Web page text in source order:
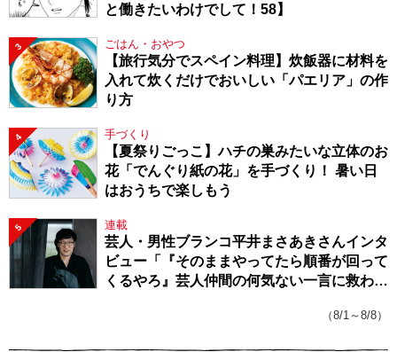
と働きたいわけでして！58】
3 ごはん・おやつ
【旅行気分でスペイン料理】炊飯器に材料を
入れて炊くだけでおいしい「パエリア」の作
り方
4 手づくり
【夏祭りごっこ】ハチの巣みたいな立体のお
花「でんぐり紙の花」を手づくり！ 暑い日
はおうちで楽しもう
5 連載
芸人・男性ブランコ平井まさあきさんインタ
ビュー「『そのままやってたら順番が回って
くるやろ』芸人仲間の何気ない一言に救われ
（8/1～8/8）